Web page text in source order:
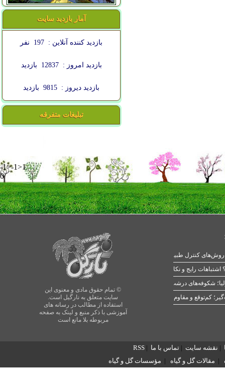
آمار بازدید سایت
بازدید کننده آنلاین : 197 نفر
بازدید امروز : 12837 بازدید
بازدید دیروز : 9815 بازدید
تبلیغات متفرقه
-1>-1>1
0
© تمام حقوق مادی و معنوی این
سایت متعلق به نارگیل است.
استفاده از مطالب در رسانه های
آموزشی با ذکر منبع و لینک به صفحه
مربوطه بلا مانع است
رایج و نکات طلایی
شکوفه‌های درشت در بهار
| نقشه سایت | تماس با ما |
RSS
| مقالات گل و گیاه | مؤسسات گل و گیاه